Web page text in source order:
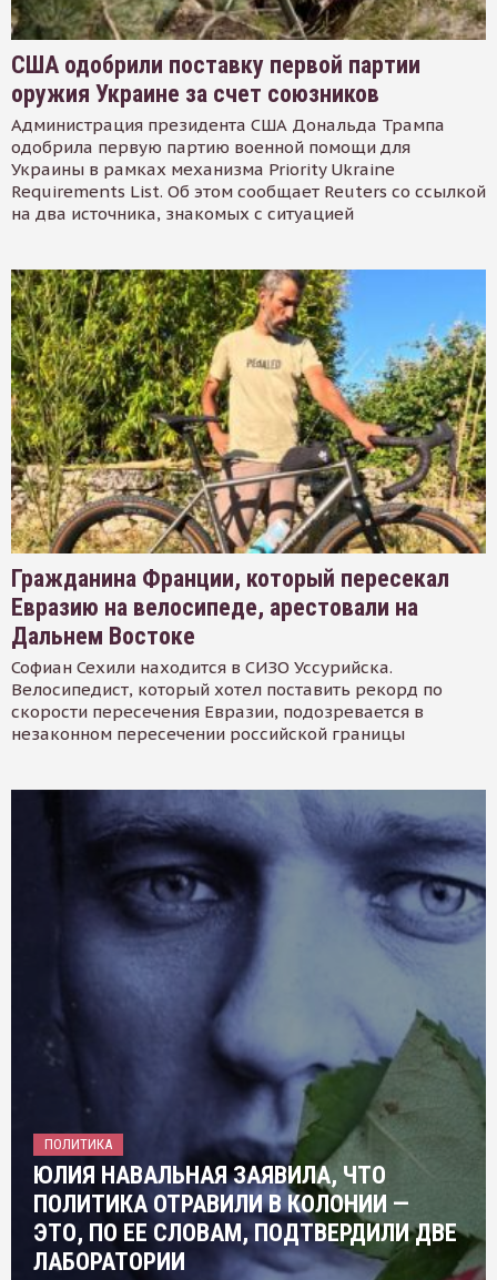
США одобрили поставку первой партии
оружия Украине за счет союзников
Администрация президента США Дональда Трампа
одобрила первую партию военной помощи для
Украины в рамках механизма Priority Ukraine
Requirements List. Об этом сообщает Reuters со ссылкой
на два источника, знакомых с ситуацией
Гражданина Франции, который пересекал
Евразию на велосипеде, арестовали на
Дальнем Востоке
Софиан Сехили находится в СИЗО Уссурийска.
Велосипедист, который хотел поставить рекорд по
скорости пересечения Евразии, подозревается в
незаконном пересечении российской границы
ПОЛИТИКА
ЮЛИЯ НАВАЛЬНАЯ ЗАЯВИЛА, ЧТО
ПОЛИТИКА ОТРАВИЛИ В КОЛОНИИ —
ЭТО, ПО ЕЕ СЛОВАМ, ПОДТВЕРДИЛИ ДВЕ
ЛАБОРАТОРИИ